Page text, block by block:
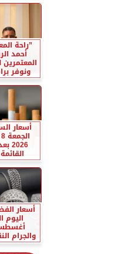
”راحة
أحمد
ونوفر
أسعار
أسعار
والجرام